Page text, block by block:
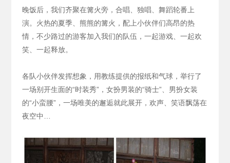
晚饭后，我们齐聚在篝火旁，合唱、独唱、舞蹈轮番上
演。火热的夏季、熊熊的篝火，配上小伙伴们高昂的热
情，不少路过的游客加入我们的队伍，一起游戏、一起欢
笑、一起释放。
各队小伙伴发挥想象，用教练提供的报纸和气球，举行了
一场别开生面的“时装秀”，女扮男装的“骑士”、男扮女装
的“小蛮腰”，一场唯美的邂逅就此展开，欢声、笑语飘荡在
夜空中…